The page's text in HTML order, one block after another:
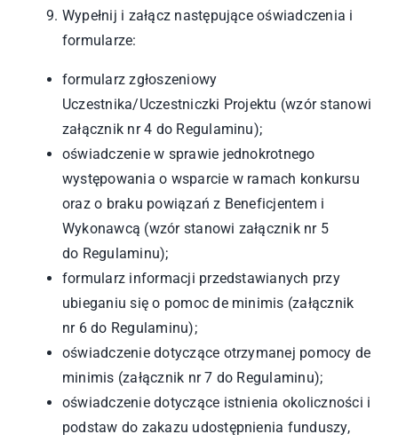
Wypełnij i załącz następujące oświadczenia i
formularze:
formularz zgłoszeniowy
Uczestnika/Uczestniczki Projektu (wzór stanowi
załącznik nr 4 do Regulaminu);
oświadczenie w sprawie jednokrotnego
występowania o wsparcie w ramach konkursu
oraz o braku powiązań z Beneficjentem i
Wykonawcą (wzór stanowi załącznik nr 5
do Regulaminu);
formularz informacji przedstawianych przy
ubieganiu się o pomoc de minimis (załącznik
nr 6 do Regulaminu);
oświadczenie dotyczące otrzymanej pomocy de
minimis (załącznik nr 7 do Regulaminu);
oświadczenie dotyczące istnienia okoliczności i
podstaw do zakazu udostępnienia funduszy,